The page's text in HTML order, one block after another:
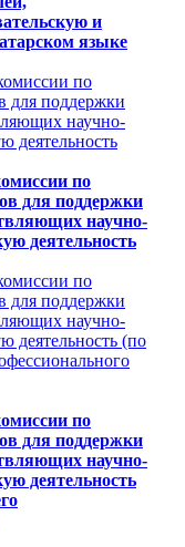
и
языке
по
для поддержки
научно-
деятельность
по
для поддержки
научно-
деятельность